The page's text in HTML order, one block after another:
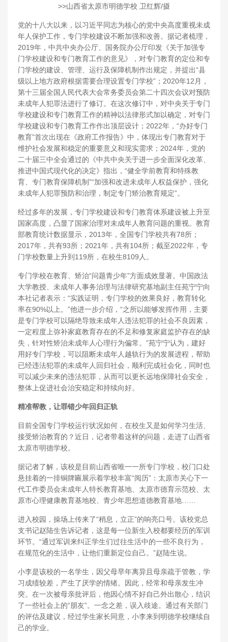
>>山西省太原市明德学校 卫红辉/摄
党的十八大以来，以习近平同志为核心的党中央高度重视未成
年人保护工作，专门学校建设不断加强和改善。据记者梳理，
2019年，中共中央办公厅、国务院办公厅印发《关于加强专
门学校建设和专门教育工作的意见》，对专门教育的定位和专
门学校的建设、管理、运行及保障机制作出规定，并提出“县
级以上地方政府根据需要合理设置专门学校”；2020年12月，
第十三届全国人民代表大会常务委员会第二十四次会议对预防
未成年人犯罪法进行了修订。在这次修订中，对中央关于专门
学校建设和专门教育工作的精神以法律形式加以确定，对专门
学校建设和专门教育工作作出顶层设计；2022年，“办好专门
教育”首次出现在《政府工作报告》中，体现出专门教育对于
维护社会发展和稳定的重要意义和现实需求；2024年，党的
二十届三中全会通过的《中共中央关于进一步全面深化改革、
推进中国式现代化的决定》指出，“健全学前教育和特殊教
育、专门教育保障机制”“加强和改进未成年人权益保护，强化
未成年人犯罪预防和治理，制定专门矫治教育规定”。
经过多年的发展，专门学校建设和专门教育体系建设被上升至
国家高度，凸显了国家治理对未成年人教育问题的重视。教育
部教育统计数据显示，2013年，全国专门学校共有78所；
2017年，共有93所；2021年，共有104所；截至2022年，专
门学校数量上升到119所，在校生8109人。
专门学校在教育、矫治“问题青少年”方面成效显著。中国政法
大学教授、未成年人事务治理与法律研究基地副主任苑宁宁向
本社记者表示：“实践证明，专门学校的效果良好，教育转化
率在90%以上。”他进一步介绍，“之所以能够发挥作用，主要
是专门学校可以隔绝导致未成年人违法犯罪的社会不良因素，
一定程度上弥补家庭教育存在的不足和修复家庭监护存在的缺
失，针对性矫治未成年人心理行为偏常。”苑宁宁认为，建好
用好专门学校，可以阻断未成年人越轨行为的发展进程，帮助
已经违法犯罪的未成年人回归社会，顺利完成社会化，同时也
可以减少未来的违法犯罪，从而可以更长远地保障社会安全，
整体上促进社会治安稳定和持续向好。
精准帮教，让罪错少年回归正轨
目前全国专门学校运行状况如何，在校生又是如何学习生活、
接受矫治教育的？近日，记者带着这样的问题，走进了山西省
太原市明德学校。
据记者了解，该校是目前山西省唯一一所专门学校，校门口处
悬挂着的一排铜牌匾展示着学校丰富“阅历”：太原市关心下一
代工作委员会未成年人特长教育基地、太原市德育示范校、太
原市心理健康教育基地校、青少年思想道德教育基地……
进入校园，操场上传来了“稍息，立正”的响亮口号。该校党总
支书记赵陆生告诉记者，这是每一位新生入校都要经历的军训
环节。“通过军训来纠正学生们过往生活中的一些不良行为，
在规范化的生活中，让他们重新定位自己。”赵陆生说。
小李是该校的一名学生，因父母早年离异且母亲疏于管教，学
习成绩较差，产生了厌学的情绪。因此，经常和母亲发生冲
突。在一次被母亲批评后，他因心情不好自己外出散心，结识
了一些社会上的“朋友”。一念之差，误入歧途。通过有关部门
的评估及建议，经过学生家长同意，小李来到明德学校继续自
己的学业。